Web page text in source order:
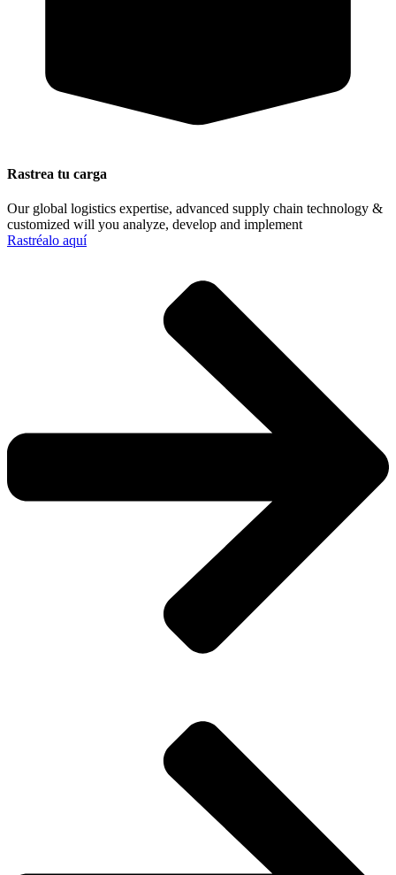
Rastrea tu carga
Our global logistics expertise, advanced supply chain technology &
customized will you analyze, develop and implement
Rastréalo aquí